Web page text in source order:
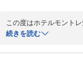
ご投稿ありがとうござい
ホテルモントレ沖縄 ス
この度はホテルモント
にありがとうございます
お風呂の使い心地にご
続きを読む